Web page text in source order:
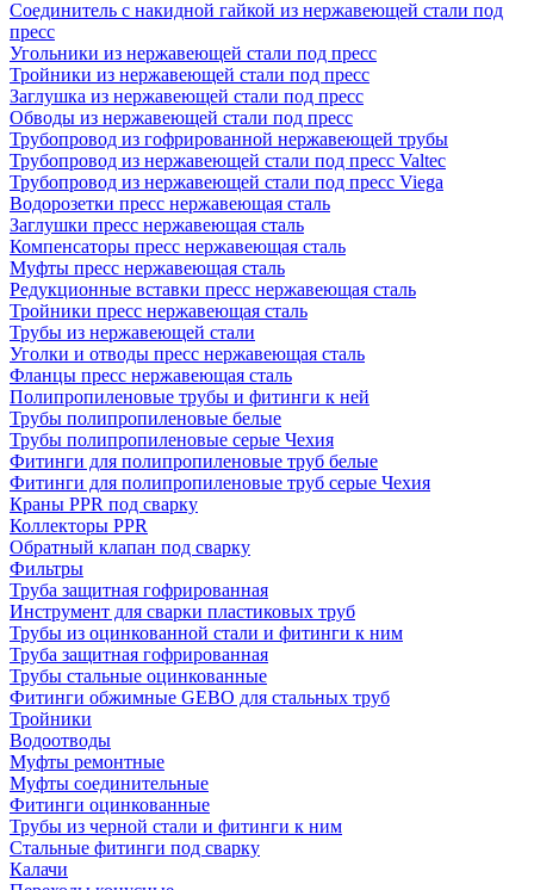
Соединитель с накидной гайкой из нержавеющей стали под
пресс
Угольники из нержавеющей стали под пресс
Тройники из нержавеющей стали под пресс
Заглушка из нержавеющей стали под пресс
Обводы из нержавеющей стали под пресс
Трубопровод из гофрированной нержавеющей трубы
Трубопровод из нержавеющей стали под пресс Valtec
Трубопровод из нержавеющей стали под пресс Viega
Водорозетки пресс нержавеющая сталь
Заглушки пресс нержавеющая сталь
Компенсаторы пресс нержавеющая сталь
Муфты пресс нержавеющая сталь
Редукционные вставки пресс нержавеющая сталь
Тройники пресс нержавеющая сталь
Трубы из нержавеющей стали
Уголки и отводы пресс нержавеющая сталь
Фланцы пресс нержавеющая сталь
Полипропиленовые трубы и фитинги к ней
Трубы полипропиленовые белые
Трубы полипропиленовые серые Чехия
Фитинги для полипропиленовые труб белые
Фитинги для полипропиленовые труб серые Чехия
Краны PPR под сварку
Коллекторы PPR
Обратный клапан под сварку
Фильтры
Труба защитная гофрированная
Инструмент для сварки пластиковых труб
Трубы из оцинкованной стали и фитинги к ним
Труба защитная гофрированная
Трубы стальные оцинкованные
Фитинги обжимные GEBO для стальных труб
Тройники
Водоотводы
Муфты ремонтные
Муфты соединительные
Фитинги оцинкованные
Трубы из черной стали и фитинги к ним
Стальные фитинги под сварку
Калачи